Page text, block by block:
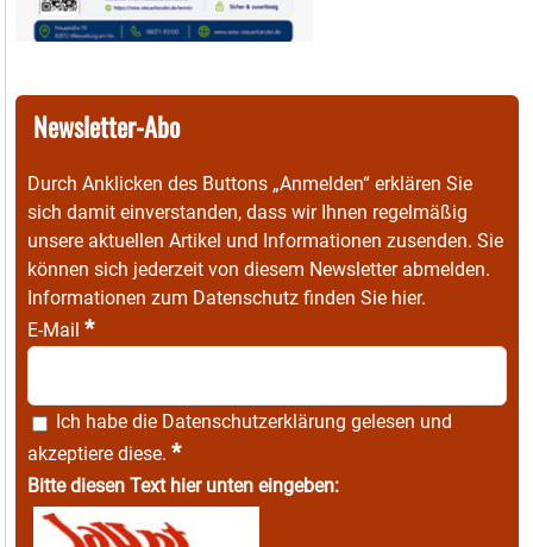
Newsletter-Abo
Durch Anklicken des Buttons „Anmelden“ erklären Sie
sich damit einverstanden, dass wir Ihnen regelmäßig
unsere aktuellen Artikel und Informationen zusenden. Sie
können sich jederzeit von diesem Newsletter abmelden.
Informationen zum Datenschutz finden Sie hier.
E-Mail *
Ich habe die Datenschutzerklärung gelesen und
akzeptiere diese. *
Bitte diesen Text hier unten eingeben: